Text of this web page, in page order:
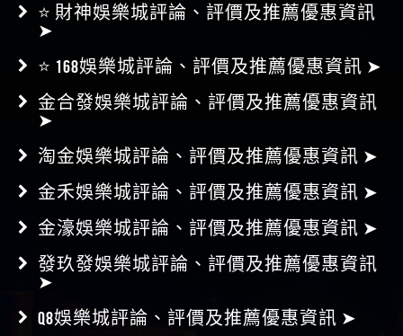
⭐ 168娛樂城評論、評價及推薦優惠資訊 ➤
金合發娛樂城評論、評價及推薦優惠資訊
淘金娛樂城評論、評價及推薦優惠資訊 ➤
金禾娛樂城評論、評價及推薦優惠資訊 ➤
金濠娛樂城評論、評價及推薦優惠資訊 ➤
發玖發娛樂城評論、評價及推薦優惠資訊
➤
Q8娛樂城評論、評價及推薦優惠資訊 ➤
泰京娛樂城評論、評價及推薦優惠資訊 ➤